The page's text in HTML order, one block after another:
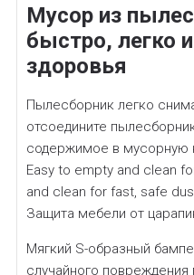
Мусор из
быстро, легко
здоровья
Пылесборник легко
отсоедините
содержимое в мусорную
Easy to empty and clean
and clean for fast, safe
Защита мебели от
Мягкий S-образный
случайного